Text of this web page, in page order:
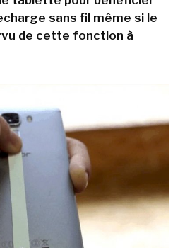
sans fil même si le
de cette fonction à